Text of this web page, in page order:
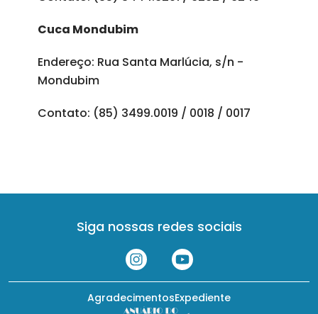
Cuca Mondubim
Endereço: Rua Santa Marlúcia, s/n -
Mondubim
Contato: (85) 3499.0019 / 0018 / 0017
Siga nossas redes sociais
Expediente
Agradecimentos